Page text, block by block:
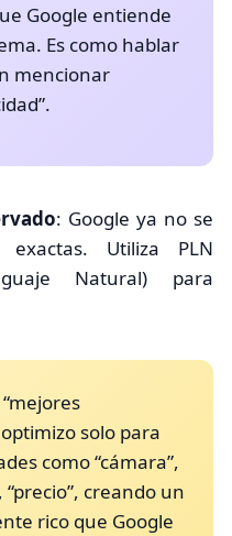
Google entiende
Es como hablar
mencionar
: Google ya no se
Utiliza PLN
Natural) para
solo para
como “cámara”,
creando un
rico que Google